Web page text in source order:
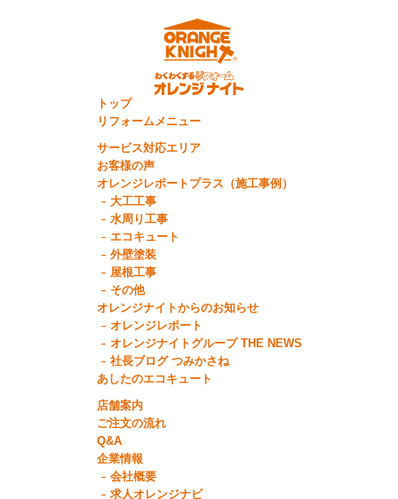
トップ
リフォームメニュー
サービス対応エリア
お客様の声
オレンジレポートプラス（施工事例）
大工工事
水周り工事
エコキュート
外壁塗装
屋根工事
その他
オレンジナイトからのお知らせ
オレンジレポート
オレンジナイトグループ THE NEWS
社長ブログ つみかさね
あしたのエコキュート
店舗案内
ご注文の流れ
Q&A
企業情報
会社概要
求人オレンジナビ